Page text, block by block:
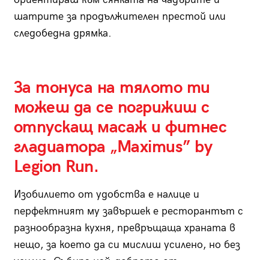
шатрите за продължителен престой или
следобедна дрямка.
За тонуса на тялото ти
можеш да се погрижиш с
отпускащ масаж и фитнес
гладиатора „Maximus” by
Legion Run.
Изобилието от удобства е налице и
перфектният му завършек е ресторантът с
разнообразна кухня, превръщаща храната в
нещо, за което да си мислиш усилено, но без